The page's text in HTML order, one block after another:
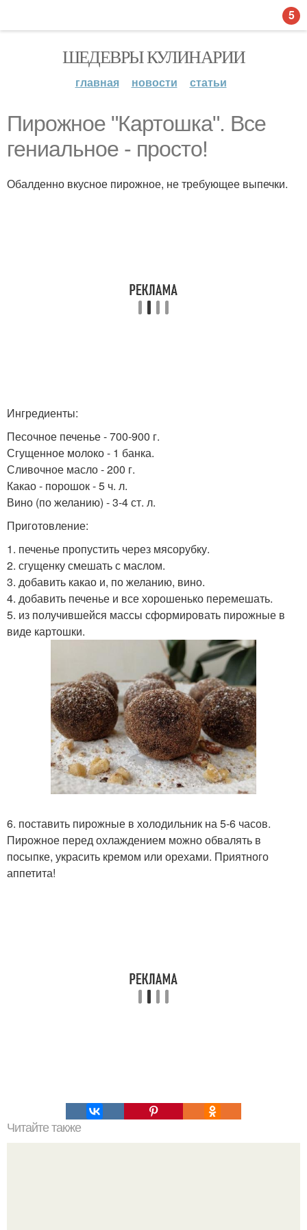
ШЕДЕВРЫ КУЛИНАРИИ
главная новости статьи
Пирожное "Картошка". Все
гениальное - просто!
Обалденно вкусное пирожное, не требующее выпечки.
Ингредиенты:
Песочное печенье - 700-900 г.
Сгущенное молоко - 1 банка.
Сливочное масло - 200 г.
Какао - порошок - 5 ч. л.
Вино (по желанию) - 3-4 ст. л.
Приготовление:
1. печенье пропустить через мясорубку.
2. сгущенку смешать с маслом.
3. добавить какао и, по желанию, вино.
4. добавить печенье и все хорошенько перемешать.
5. из получившейся массы сформировать пирожные в
виде картошки.
6. поставить пирожные в холодильник на 5-6 часов.
Пирожное перед охлаждением можно обвалять в
посыпке, украсить кремом или орехами. Приятного
аппетита!
Читайте также
5